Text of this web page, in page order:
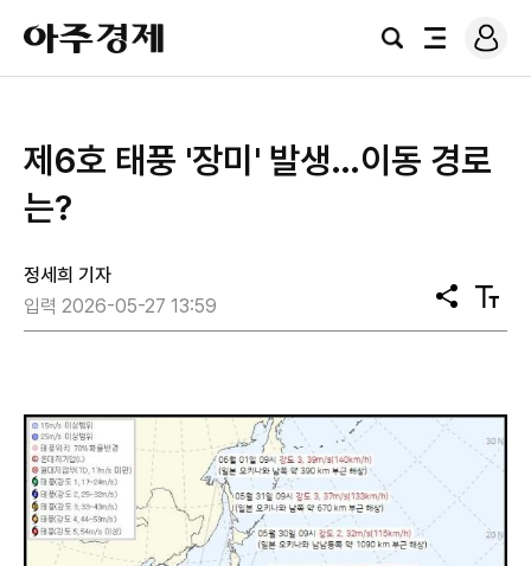
아
주
경
검
전
로
그
제6호 태풍 '장미' 발생…이동 경로
는?
정세희 기자
입력 2026-05-27 13:59
공
유
텍
스